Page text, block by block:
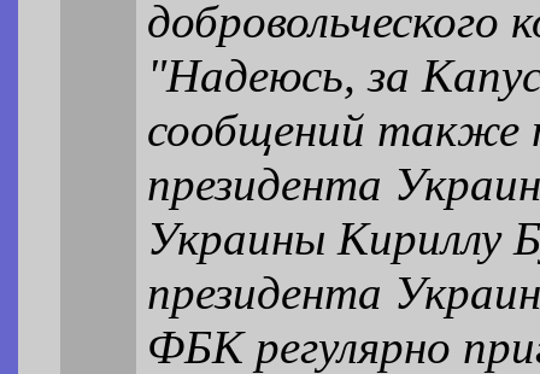
"Надеюсь, за
сообщений также
президента
Украины Кириллу
президента
ФБК регулярно